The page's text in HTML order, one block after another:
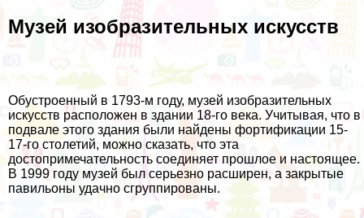
Музей изобразительных искусств
Обустроенный в 1793-м году, музей изобразительных
искусств расположен в здании 18-го века. Учитывая, что в
подвале этого здания были найдены фортификации 15-
17-го столетий, можно сказать, что эта
достопримечательность соединяет прошлое и настоящее.
В 1999 году музей был серьезно расширен, а закрытые
павильоны удачно сгруппированы.